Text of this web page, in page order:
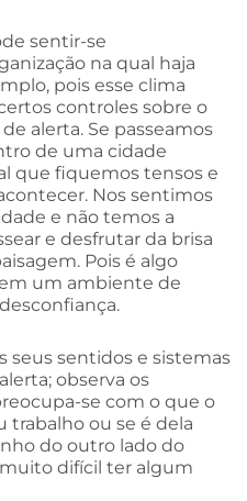
sentir-se
na qual haja
pois esse clima
controles sobre o
alerta. Se passeamos
de uma cidade
que fiquemos tensos e
Nos sentimos
e não temos a
e desfrutar da brisa
Pois é algo
um ambiente de
seus sentidos e sistemas
observa os
se com o que o
trabalho ou se é dela
do outro lado do
difícil ter algum